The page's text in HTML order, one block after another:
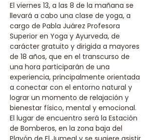
El viernes 13, a las 8 de la mañana se
llevará a cabo una clase de yoga, a
cargo de Pabla Juárez Profesora
Superior en Yoga y Ayurveda, de
carácter gratuito y dirigida a mayores
de 18 años, que en el transcurso de
una hora participarán de una
experiencia, principalmente orientada
a conectar con el entorno natural y
lograr un momento de relajación y
bienestar físico, mental y emocional.
El lugar de encuentro será la Estación
de Bomberos, en la zona baja del